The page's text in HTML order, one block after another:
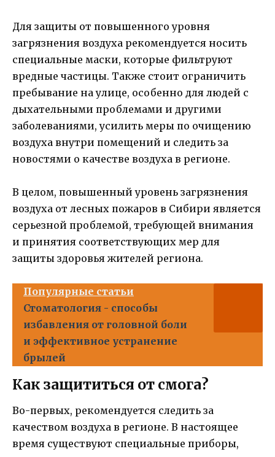
Для защиты от повышенного уровня
загрязнения воздуха рекомендуется носить
специальные маски, которые фильтруют
вредные частицы. Также стоит ограничить
пребывание на улице, особенно для людей с
дыхательными проблемами и другими
заболеваниями, усилить меры по очищению
воздуха внутри помещений и следить за
новостями о качестве воздуха в регионе.
В целом, повышенный уровень загрязнения
воздуха от лесных пожаров в Сибири является
серьезной проблемой, требующей внимания
и принятия соответствующих мер для
защиты здоровья жителей региона.
Популярные статьи
Стоматология - способы
избавления от головной боли
и эффективное устранение
брылей
Как защититься от смога?
Во-первых, рекомендуется следить за
качеством воздуха в регионе. В настоящее
время существуют специальные приборы,